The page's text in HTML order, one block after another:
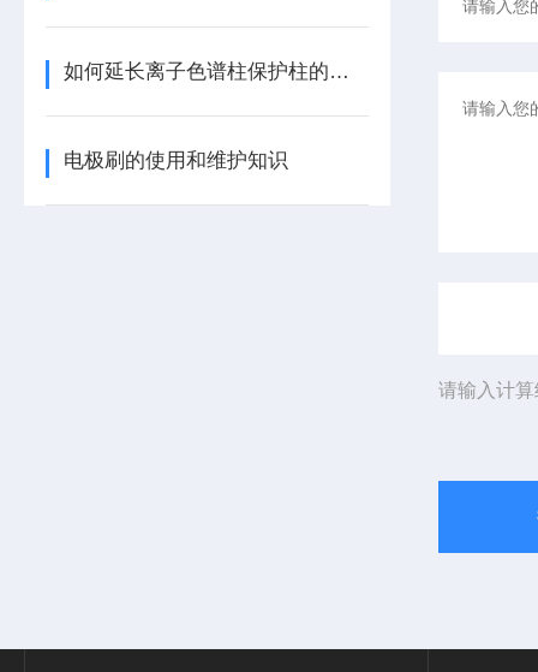
如何延长离子色谱柱保护柱的使用寿命
电极刷的使用和维护知识
请输入计